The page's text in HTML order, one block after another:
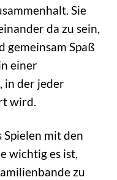
Sie
da zu sein,
gemeinsam Spaß
einer
in der jeder
wird.
mit den
wichtig es ist,
zu